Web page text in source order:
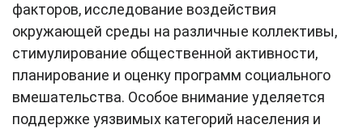
факторов, исследование воздействия
окружающей среды на различные коллективы,
стимулирование общественной активности,
планирование и оценку программ социального
вмешательства. Особое внимание уделяется
поддержке уязвимых категорий населения и